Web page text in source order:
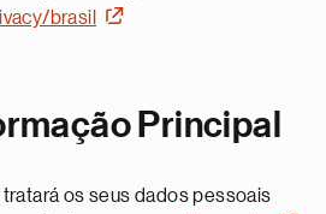
brasil
Principal
os seus dados pessoais